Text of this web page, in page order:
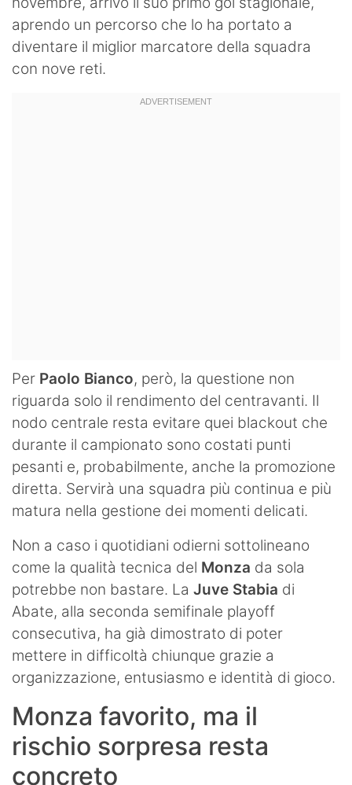
aprendo un percorso che lo ha portato a
diventare il miglior marcatore della squadra
con nove reti.
Per Paolo Bianco, però, la questione non
riguarda solo il rendimento del centravanti. Il
nodo centrale resta evitare quei blackout che
durante il campionato sono costati punti
pesanti e, probabilmente, anche la promozione
diretta. Servirà una squadra più continua e più
matura nella gestione dei momenti delicati.
Non a caso i quotidiani odierni sottolineano
come la qualità tecnica del Monza da sola
potrebbe non bastare. La Juve Stabia di
Abate, alla seconda semifinale playoff
consecutiva, ha già dimostrato di poter
mettere in difficoltà chiunque grazie a
organizzazione, entusiasmo e identità di gioco.
Monza favorito, ma il
rischio sorpresa resta
concreto